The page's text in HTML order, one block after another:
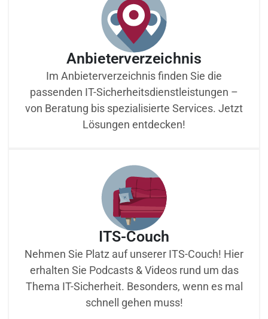
Anbieterverzeichnis
Im Anbieterverzeichnis finden Sie die
passenden IT-Sicherheitsdienstleistungen –
von Beratung bis spezialisierte Services. Jetzt
Lösungen entdecken!
ITS-Couch
Nehmen Sie Platz auf unserer ITS-Couch! Hier
erhalten Sie Podcasts & Videos rund um das
Thema IT-Sicherheit. Besonders, wenn es mal
schnell gehen muss!